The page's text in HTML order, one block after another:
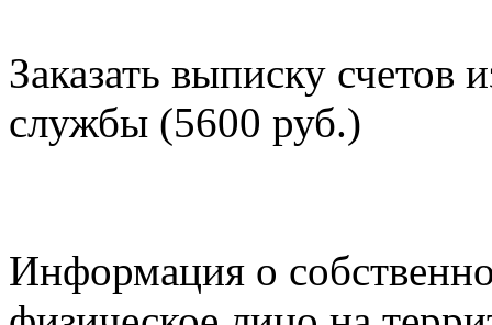
Заказать выписку счетов
службы (5600 руб.)
Информация о